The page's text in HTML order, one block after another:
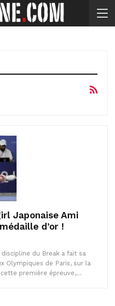
Japonaise Ami
d’or !
du Break a fait sa
Olympiques de Paris, sur la
cette première épreuve,…